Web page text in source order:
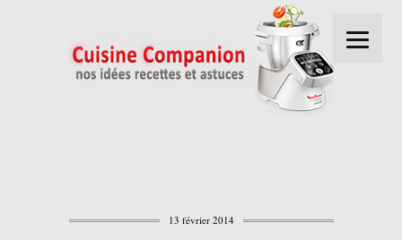
13 février 2014